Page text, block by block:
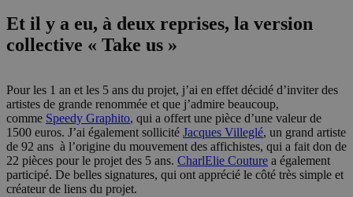
Et il y a eu, à deux reprises, la version
collective « Take us »
Pour les 1 an et les 5 ans du projet, j’ai en effet décidé d’inviter des
artistes de grande renommée et que j’admire beaucoup,
comme Speedy Graphito, qui a offert une pièce d’une valeur de
1500 euros. J’ai également sollicité Jacques Villeglé, un grand artiste
de 92 ans à l’origine du mouvement des affichistes, qui a fait don de
22 pièces pour le projet des 5 ans. CharlElie Couture a également
participé. De belles signatures, qui ont apprécié le côté très simple et
créateur de liens du projet.